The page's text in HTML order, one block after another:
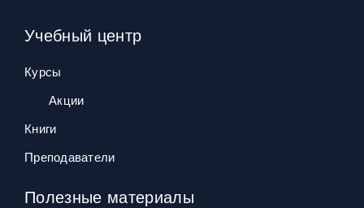
Учебный центр
Курсы
Акции
Книги
Преподаватели
Полезные материалы